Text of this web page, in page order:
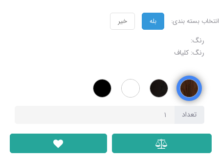
انتخاب بسته بندی: بله خیر
رنگ:
رنگ: کلیاف
تعداد